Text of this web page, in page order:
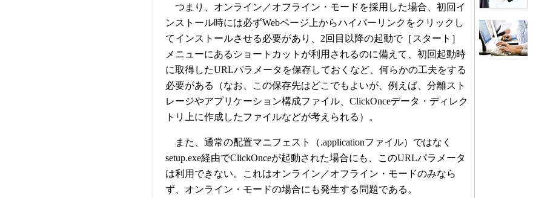
つまり、オンライン／オフライン・モードを採用した場合、初回イ
ンストール時には必ずWebページ上からハイパーリンクをクリックし
てインストールさせる必要があり、2回目以降の起動で［スタート］
メニューにあるショートカットが利用されるのに備えて、初回起動時
に取得したURLパラメータを保存しておくなど、何らかの工夫をする
必要がある（なお、この保存先はどこでもよいが、例えば、分離スト
レージやアプリケーション構成ファイル、ClickOnceデータ・ディレク
トリ上に作成したファイルなどが考えられる）。
また、通常の配置マニフェスト（.applicationファイル）ではなく
setup.exe経由でClickOnceが起動された場合にも、このURLパラメータ
は利用できない。これはオンライン／オフライン・モードのみなら
ず、オンライン・モードの場合にも発生する問題である。